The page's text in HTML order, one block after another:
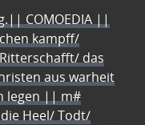
COMOEDIA ||
kampff/
das
aus warheit
legen || m#
Heel/ Todt/